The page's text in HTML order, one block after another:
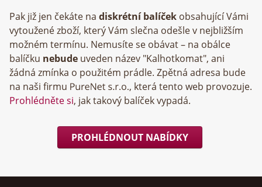
Pak již jen čekáte na diskrétní balíček obsahující Vámi
vytoužené zboží, který Vám slečna odešle v nejbližším
možném termínu. Nemusíte se obávat – na obálce
balíčku nebude uveden název "Kalhotkomat", ani
žádná zmínka o použitém prádle. Zpětná adresa bude
na naši firmu
, která tento web provozuje.
Prohlédněte si, jak takový balíček vypadá.
PROHLÉDNOUT NABÍDKY